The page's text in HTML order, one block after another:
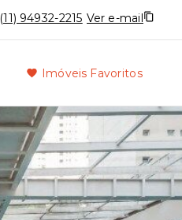
(11) 94932-2215 Ver e-mail
Imóveis Favoritos